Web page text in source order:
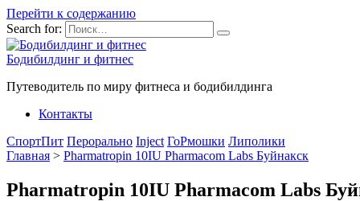
Перейти к содержанию
Search for:
Бодибилдинг и фитнес
Путеводитель по миру фитнеса и бодибилдинга
Контакты
СпортПит Перорально Inject ГоРмошки Липолики
Главная > Pharmatropin 10IU Pharmacom Labs Буйнакск
Pharmatropin 10IU Pharmacom Labs